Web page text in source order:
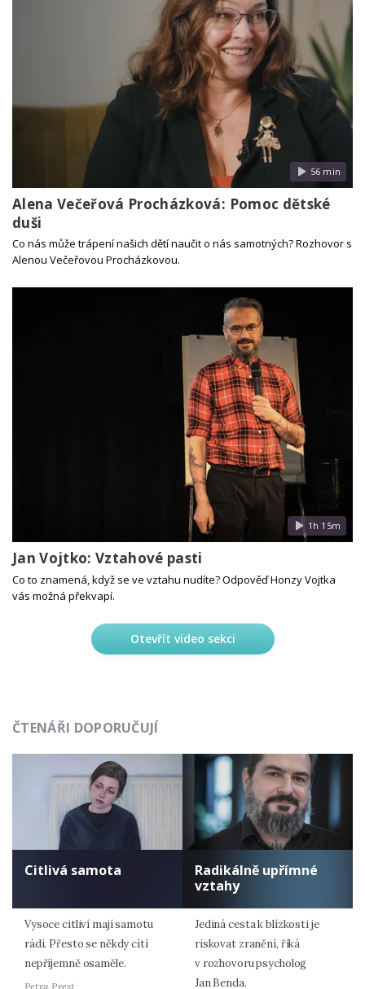
56 min
Alena Večeřová Procházková: Pomoc dětské
duši
Co nás může trápení našich dětí naučit o nás samotných? Rozhovor s
Alenou Večeřovou Procházkovou.
1h 15m
Jan Vojtko: Vztahové pasti
Co to znamená, když se ve vztahu nudíte? Odpověď Honzy Vojtka
vás možná překvapí.
Otevřít video sekci
ČTENÁŘI DOPORUČUJÍ
Citlivá samota
Vysoce citliví mají samotu
rádi. Přesto se někdy cítí
nepříjemně osaměle.
Petra Prest
Radikálně upřímné
vztahy
Jediná cesta k blízkosti je
riskovat zranění, říká
v rozhovoru psycholog
Jan Benda.